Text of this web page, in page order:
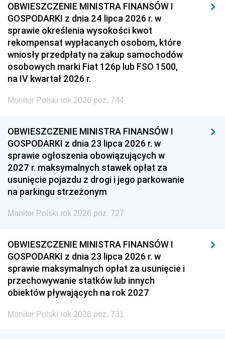
OBWIESZCZENIE MINISTRA FINANSÓW I
GOSPODARKI z dnia 24 lipca 2026 r. w
sprawie określenia wysokości kwot
rekompensat wypłacanych osobom, które
wniosły przedpłaty na zakup samochodów
osobowych marki Fiat 126p lub FSO 1500,
na IV kwartał 2026 r.
Monitor Polski rok 2026 poz. 744
OBWIESZCZENIE MINISTRA FINANSÓW I
GOSPODARKI z dnia 23 lipca 2026 r. w
sprawie ogłoszenia obowiązujących w
2027 r. maksymalnych stawek opłat za
usunięcie pojazdu z drogi i jego parkowanie
na parkingu strzeżonym
Monitor Polski rok 2026 poz. 727
OBWIESZCZENIE MINISTRA FINANSÓW I
GOSPODARKI z dnia 23 lipca 2026 r. w
sprawie maksymalnych opłat za usunięcie i
przechowywanie statków lub innych
obiektów pływających na rok 2027
Monitor Polski rok 2026 poz. 731